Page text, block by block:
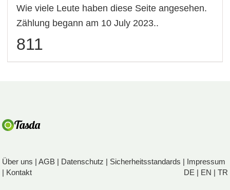
Wie viele Leute haben diese Seite angesehen.
Zählung begann am 10 July 2023..
811
Über uns |AGB | Datenschutz | Sicherheitsstandards | Impressum
| Kontakt DE | EN | TR